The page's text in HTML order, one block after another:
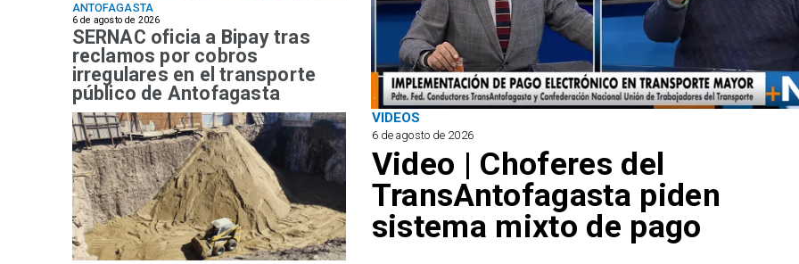
ANTOFAGASTA
6 de agosto de 2026
SERNAC oficia a Bipay tras
reclamos por cobros
irregulares en el transporte
público de Antofagasta
VIDEOS
6 de agosto de 2026
Video | Choferes del
TransAntofagasta piden
sistema mixto de pago